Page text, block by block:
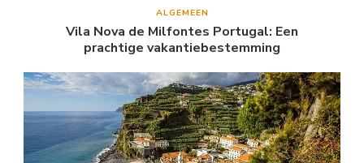
ALGEMEEN
Vila Nova de Milfontes Portugal: Een
prachtige vakantiebestemming